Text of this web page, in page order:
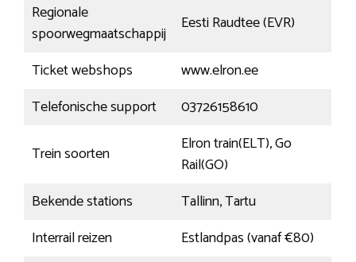
Regionale
spoorwegmaatschappij
Eesti Raudtee (EVR)
Ticket webshops
www.elron.ee
Telefonische support
03726158610
Trein soorten
Elron train(ELT), Go
Rail(GO)
Bekende stations
Tallinn, Tartu
Interrail reizen
Estlandpas (vanaf €80)